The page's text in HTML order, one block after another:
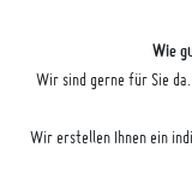
Wie
Wir sind gerne für Sie
Wir erstellen Ihnen ein